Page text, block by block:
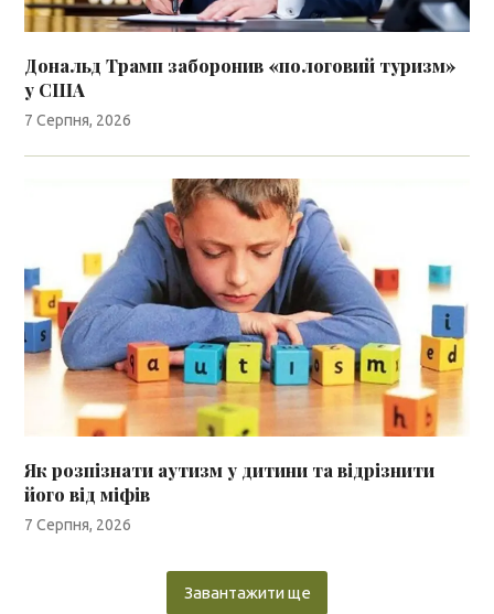
Дональд Трамп заборонив «пологовий туризм»
у США
7 Серпня, 2026
Як розпізнати аутизм у дитини та відрізнити
його від міфів
7 Серпня, 2026
Завантажити ще